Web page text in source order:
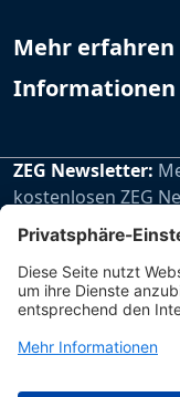
Mehr erfahren
Informationen
ZEG Newsletter:
kostenlosen ZEG
den extra
Newsletters.
Zur